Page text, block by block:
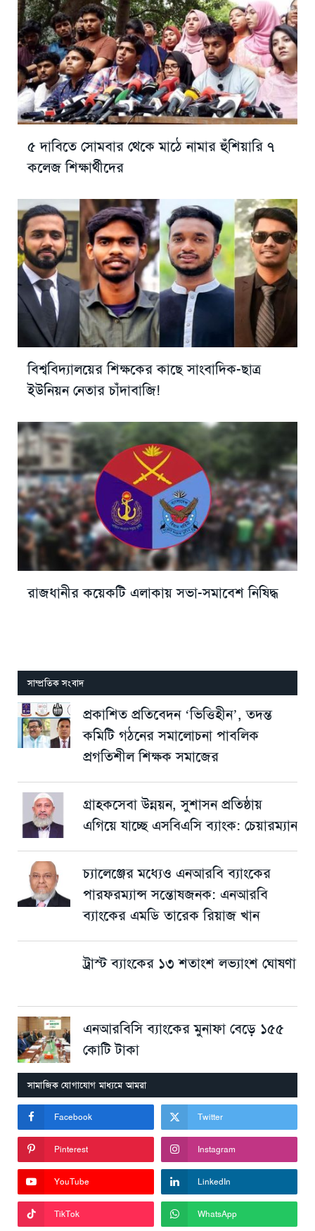
৫ দাবিতে সোমবার থেকে মাঠে নামার হুঁশিয়ারি ৭
কলেজ শিক্ষার্থীদের
বিশ্ববিদ্যালয়ের শিক্ষকের কাছে সাংবাদিক-ছাত্র
ইউনিয়ন নেতার চাঁদাবাজি!
রাজধানীর কয়েকটি এলাকায় সভা-সমাবেশ নিষিদ্ধ
সাম্প্রতিক সংবাদ
প্রকাশিত প্রতিবেদন ‘ভিত্তিহীন’, তদন্ত
কমিটি গঠনের সমালোচনা পাবলিক
প্রগতিশীল শিক্ষক সমাজের
গ্রাহকসেবা উন্নয়ন, সুশাসন প্রতিষ্ঠায়
এগিয়ে যাচ্ছে এসবিএসি ব্যাংক: চেয়ারম্যান
চ্যালেঞ্জের মধ্যেও এনআরবি ব্যাংকের
পারফরম্যান্স সন্তোষজনক: এনআরবি
ব্যাংকের এমডি তারেক রিয়াজ খান
ট্রাস্ট ব্যাংকের ১৩ শতাংশ লভ্যাংশ ঘোষণা
এনআরবিসি ব্যাংকের মুনাফা বেড়ে ১৫৫
কোটি টাকা
সামাজিক যোগাযোগ মাধ্যমে আমরা
Facebook Twitter
Pinterest Instagram
YouTube LinkedIn
TikTok WhatsApp